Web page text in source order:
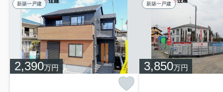
新築一戸建
2,390万円
新築一戸建
3,850万円